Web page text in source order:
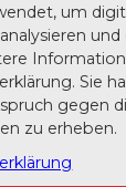
um
Sie
gegen
zu erheben.